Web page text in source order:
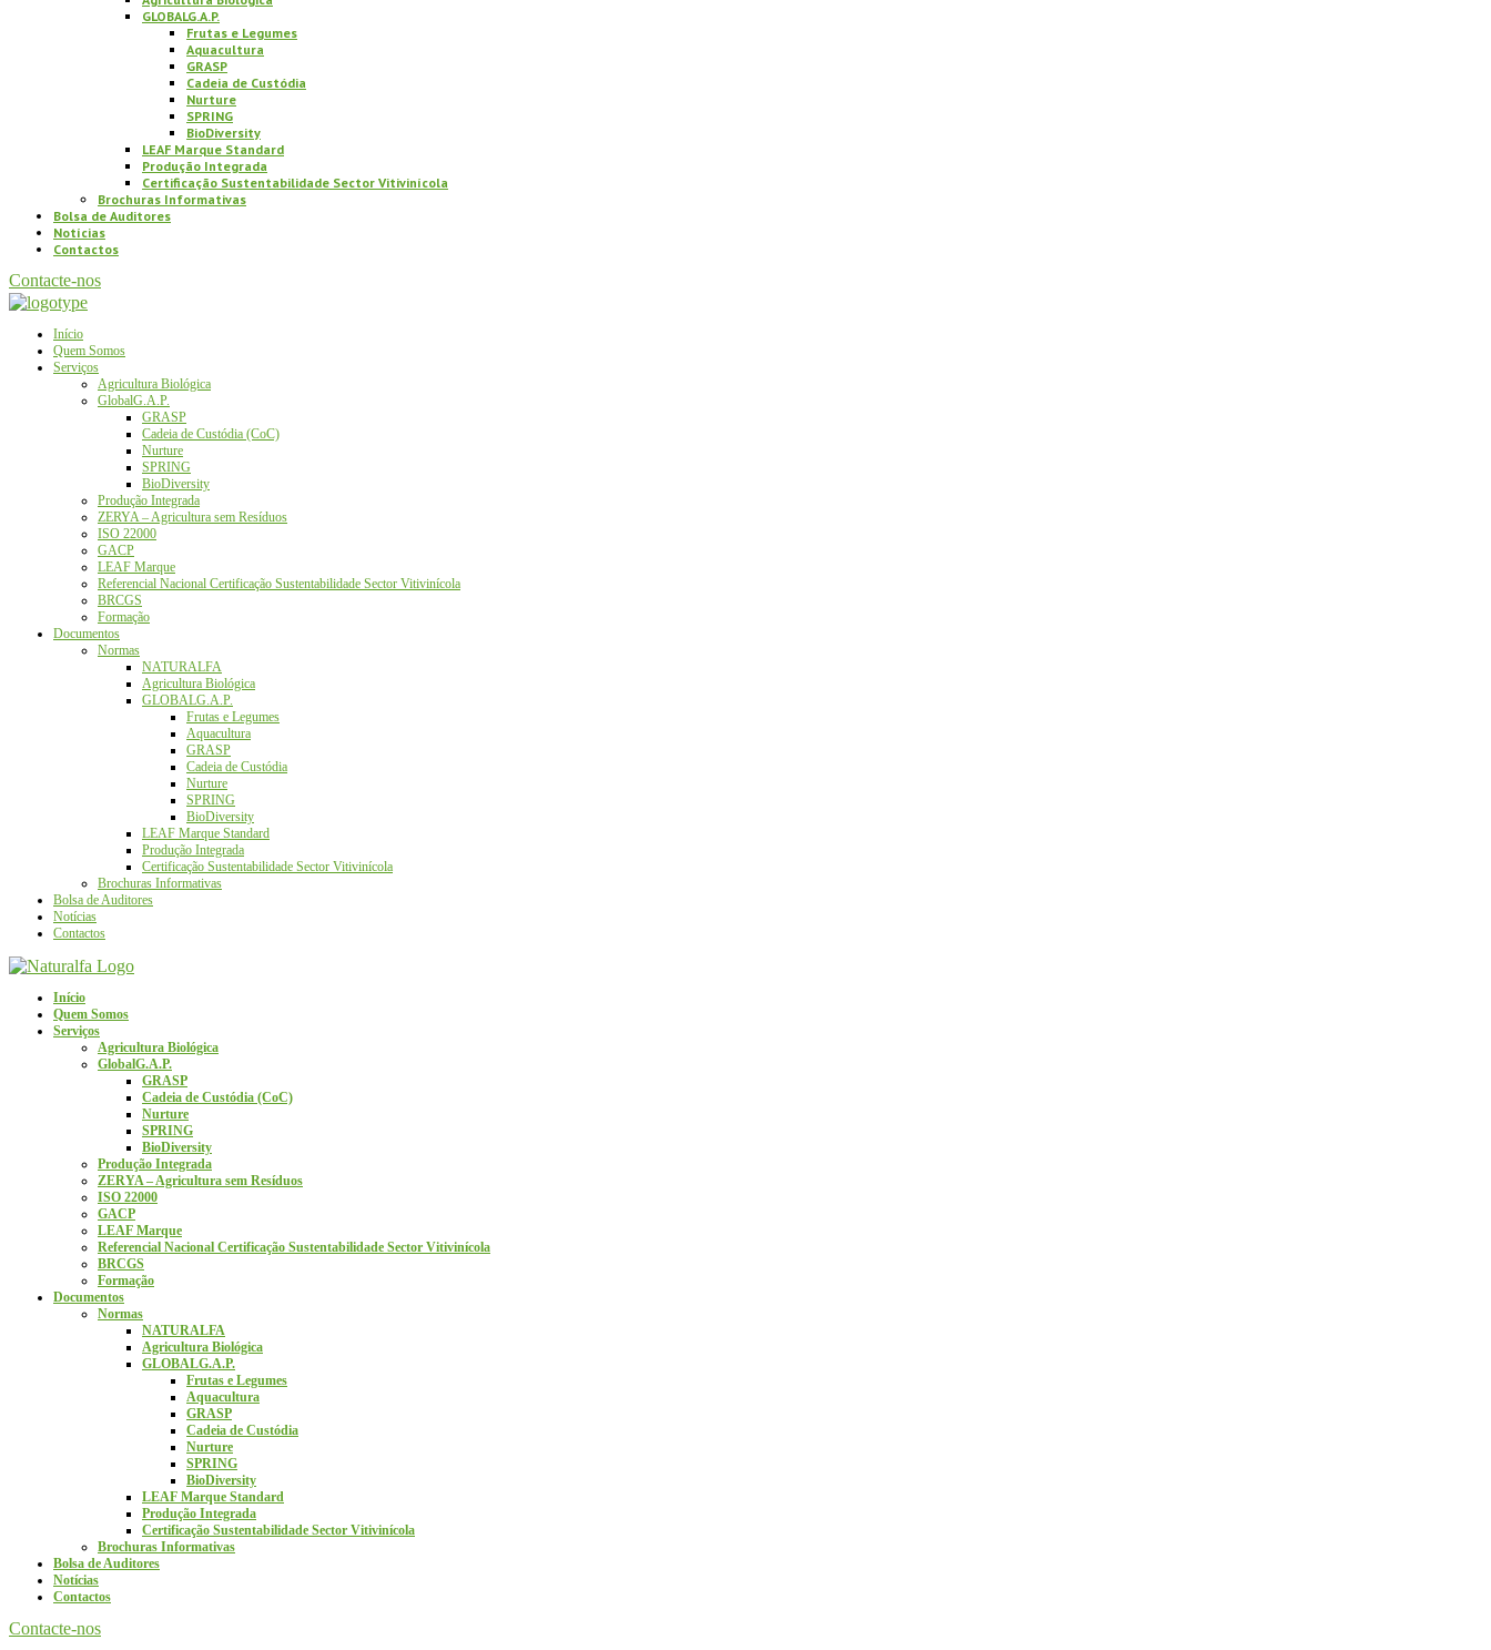
GLOBALG.A.P.
Frutas e Legumes
Aquacultura
GRASP
Cadeia de Custódia
Nurture
SPRING
BioDiversity
LEAF Marque Standard
Produção Integrada
Certificação Sustentabilidade Sector Vitivinícola
Brochuras Informativas
Bolsa de Auditores
Notícias
Contactos
Contacte-nos
Início
Quem Somos
Serviços
Agricultura Biológica
GlobalG.A.P.
GRASP
Cadeia de Custódia (CoC)
Nurture
SPRING
BioDiversity
Produção Integrada
ZERYA – Agricultura sem Resíduos
ISO 22000
GACP
LEAF Marque
Referencial Nacional Certificação Sustentabilidade Sector Vitivinícola
BRCGS
Formação
Documentos
Normas
NATURALFA
Agricultura Biológica
GLOBALG.A.P.
Frutas e Legumes
Aquacultura
GRASP
Cadeia de Custódia
Nurture
SPRING
BioDiversity
LEAF Marque Standard
Produção Integrada
Certificação Sustentabilidade Sector Vitivinícola
Brochuras Informativas
Bolsa de Auditores
Notícias
Contactos
Início
Quem Somos
Serviços
Agricultura Biológica
GlobalG.A.P.
GRASP
Cadeia de Custódia (CoC)
Nurture
SPRING
BioDiversity
Produção Integrada
ZERYA – Agricultura sem Resíduos
ISO 22000
GACP
LEAF Marque
Referencial Nacional Certificação Sustentabilidade Sector Vitivinícola
BRCGS
Formação
Documentos
Normas
NATURALFA
Agricultura Biológica
GLOBALG.A.P.
Frutas e Legumes
Aquacultura
GRASP
Cadeia de Custódia
Nurture
SPRING
BioDiversity
LEAF Marque Standard
Produção Integrada
Certificação Sustentabilidade Sector Vitivinícola
Brochuras Informativas
Bolsa de Auditores
Notícias
Contactos
Contacte-nos